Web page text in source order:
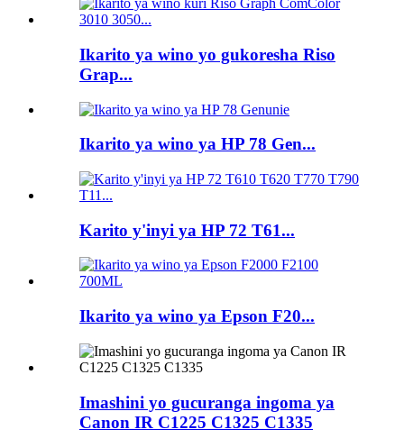
Ikarito ya wino yo gukoresha Riso
Grap...
Ikarito ya wino ya HP 78 Gen...
Karito y'inyi ya HP 72 T61...
Ikarito ya wino ya Epson F20...
Imashini yo gucuranga ingoma ya
Canon IR C1225 C1325 C1335